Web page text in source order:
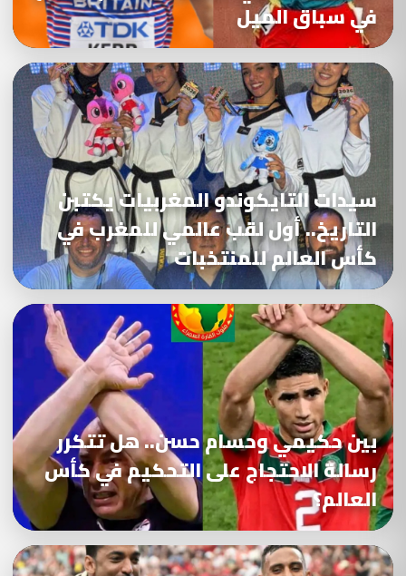
في سباق الميل
سيدات التايكوندو المغربيات يكتبن
التاريخ.. أول لقب عالمي للمغرب في
كأس العالم للمنتخبات
بين حكيمي وحسام حسن.. هل تتكرر
رسالة الاحتجاج على التحكيم في كأس
العالم؟